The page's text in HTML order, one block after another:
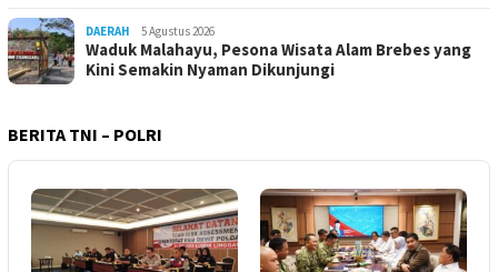
DAERAH 5 Agustus 2026
Waduk Malahayu, Pesona Wisata Alam Brebes yang
Kini Semakin Nyaman Dikunjungi
BERITA TNI – POLRI